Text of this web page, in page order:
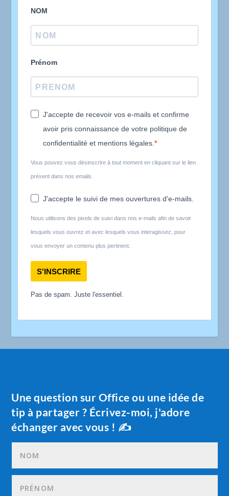
NOM
Prénom
J'accepte de recevoir vos e-mails et confirme
avoir pris connaissance de votre politique de
confidentialité et mentions légales.
Vous pouvez vous désinscrire à tout moment en cliquant sur le lien
présent dans nos emails.
J'accepte le suivi de mes ouvertures d'e-mails.
Nous utilisons des pixels de suivi dans nos e-mails afin de savoir
lesquels vous ouvrez et avec lesquels vous interagissez, pour
vous envoyer un contenu plus pertinent.
S'INSCRIRE
Pas de spam. Juste l'essentiel.
Une question sur Office ou une idée de
tip à partager ? Écrivez-moi, j'adore
échanger avec vous ! ✍️